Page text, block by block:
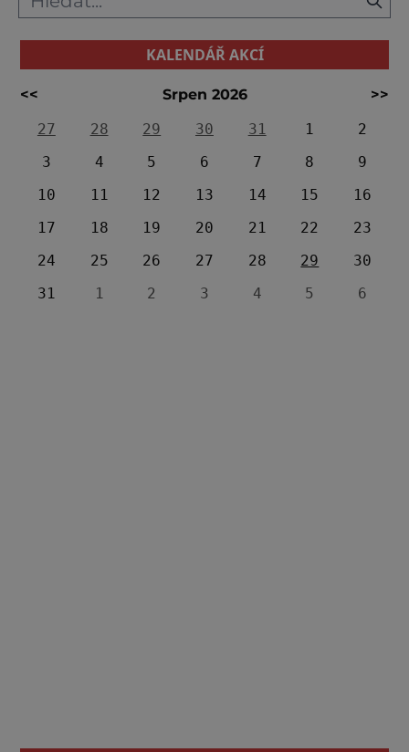
KALENDÁŘ AKCÍ
<< Srpen 2026
>>
27
28 29 30 31 1
2
3
4 5 6 7 8
9
10
11 12 13 14 15
16
17
18 19 20 21 22
23
24
25 26 27 28 29
30
31
1 2 3 4 5 6